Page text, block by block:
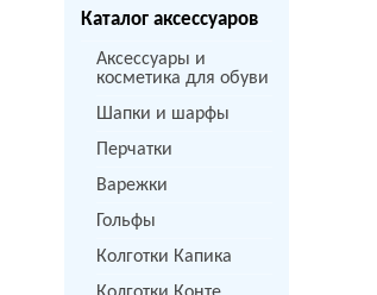
Каталог аксессуаров
Аксессуары и
косметика для обуви
Шапки и шарфы
Перчатки
Варежки
Гольфы
Колготки Капика